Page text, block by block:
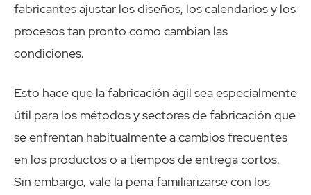
fabricantes ajustar los diseños, los calendarios y los
procesos tan pronto como cambian las
condiciones.
Esto hace que la fabricación ágil sea especialmente
útil para los métodos y sectores de fabricación que
se enfrentan habitualmente a cambios frecuentes
en los productos o a tiempos de entrega cortos.
Sin embargo, vale la pena familiarizarse con los